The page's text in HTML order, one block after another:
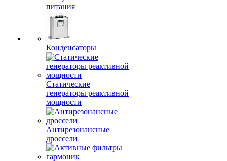
питания
Конденсаторы
Статические
генераторы реактивной
мощности
Антирезонансные
дроссели